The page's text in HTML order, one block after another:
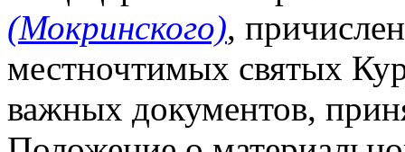
(Мокринского),
местночтимых святых
важных документов,